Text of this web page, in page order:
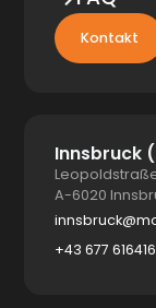
Kontakt
Innsbruck
A-6020
+43 677